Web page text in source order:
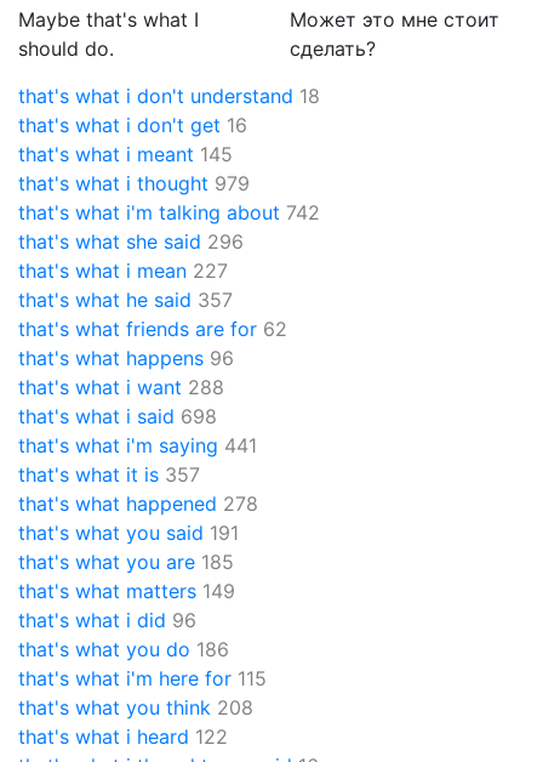
Maybe that's what I
should do.
Может это мне стоит
сделать?
that's what i don't understand 18
that's what i don't get 16
that's what i meant 145
that's what i thought 979
that's what i'm talking about 742
that's what she said 296
that's what i mean 227
that's what he said 357
that's what friends are for 62
that's what happens 96
that's what i want 288
that's what i said 698
that's what i'm saying 441
that's what it is 357
that's what happened 278
that's what you said 191
that's what you are 185
that's what matters 149
that's what i did 96
that's what you do 186
that's what i'm here for 115
that's what you think 208
that's what i heard 122